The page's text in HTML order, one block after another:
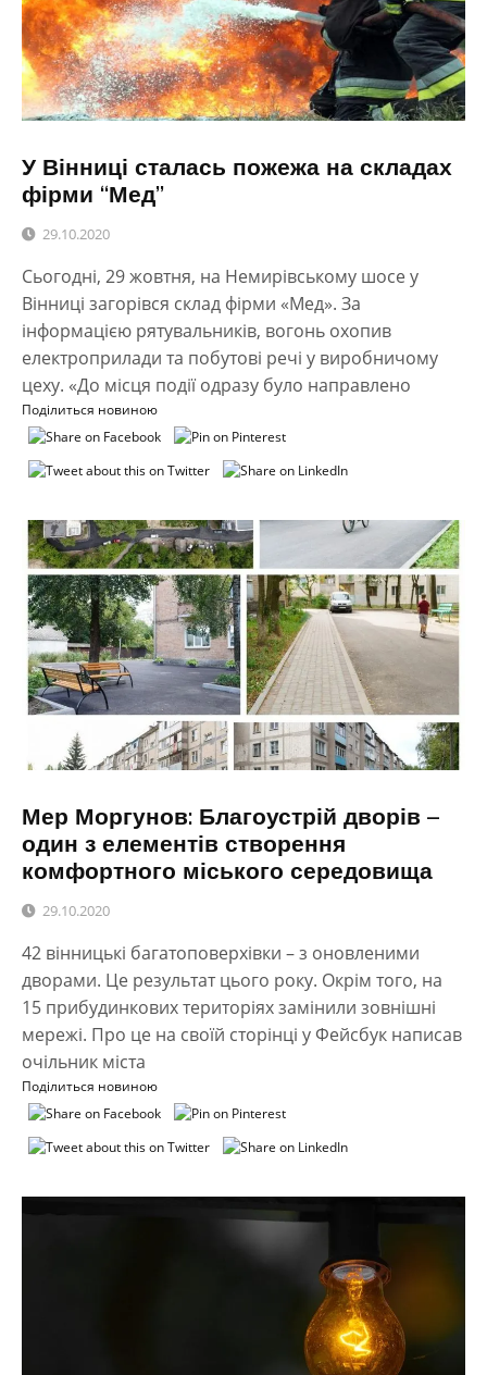
У Вінниці сталась пожежа на складах
фірми “Мед”
29.10.2020
Сьогодні, 29 жовтня, на Немирівському шосе у
Вінниці загорівся склад фірми «Мед». За
інформацією рятувальників, вогонь охопив
електроприлади та побутові речі у виробничому
цеху. «До місця події одразу було направлено
Поділиться новиною
Мер Моргунов: Благоустрій дворів –
один з елементів створення
комфортного міського середовища
29.10.2020
42 вінницькі багатоповерхівки – з оновленими
дворами. Це результат цього року. Окрім того, на
15 прибудинкових територіях замінили зовнішні
мережі. Про це на своїй сторінці у Фейсбук написав
очільник міста
Поділиться новиною